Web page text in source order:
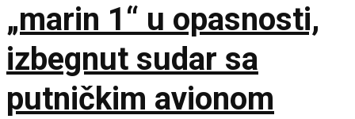
„marin 1“ u opasnosti,
izbegnut sudar sa
putničkim avionom